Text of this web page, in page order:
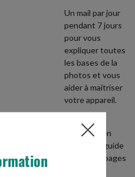
Un mail par jour
pendant 7 jours
pour vous
expliquer toutes
les bases de la
photos et vous
aider à maitriser
votre appareil.
recevez en
BONUS le guide
PDF de 40 pages